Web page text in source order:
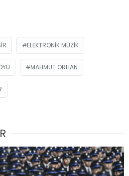
ELEKTRONIK MÜZIK
MAHMUT ORHAN